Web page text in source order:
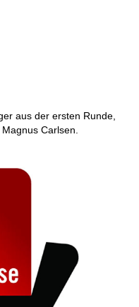
aus der ersten Runde,
Carlsen.